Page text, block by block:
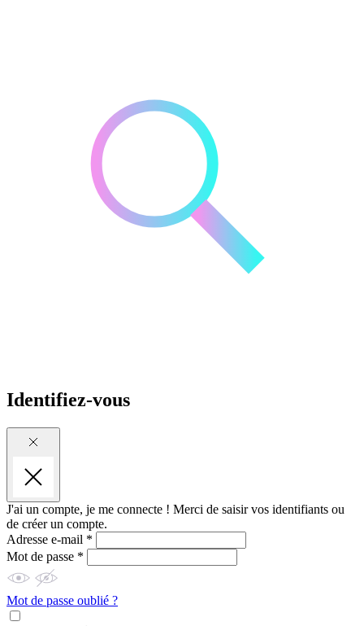
Identifiez-vous
J'ai un compte, je me connecte ! Merci de saisir vos identifiants ou
de créer un compte.
Adresse e-mail *
Mot de passe *
Mot de passe oublié ?